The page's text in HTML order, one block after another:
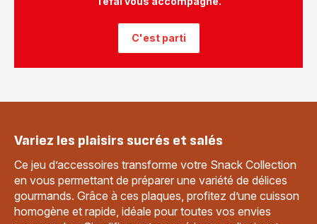
C'est parti
Variez les plaisirs sucrés et salés
Ce jeu d’accessoires transforme votre Snack Collection
en vous permettant de préparer une variété de délices
gourmands. Grâce à ces plaques, profitez d’une cuisson
homogène et rapide, idéale pour toutes vos envies